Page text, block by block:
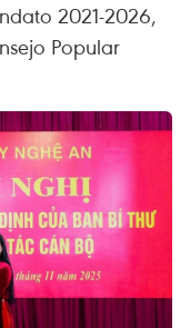
2021-2026,
Popular